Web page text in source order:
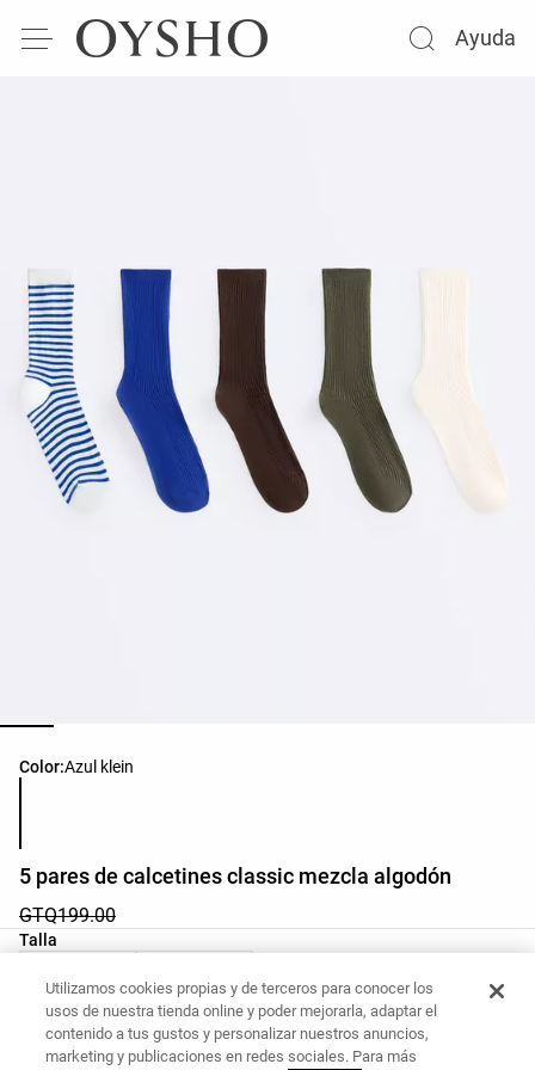
Ayuda
Color:Azul klein
Lista de colores del producto
5 pares de calcetines classic mezcla algodón
GTQ199.00
Talla
Lista de tallas del producto
36-38 39-41
¿Quieres comprar este artículo?
Utilizamos cookies propias y de terceros para conocer los
usos de nuestra tienda online y poder mejorarla, adaptar el
contenido a tus gustos y personalizar nuestros anuncios,
marketing y publicaciones en redes sociales. Para más